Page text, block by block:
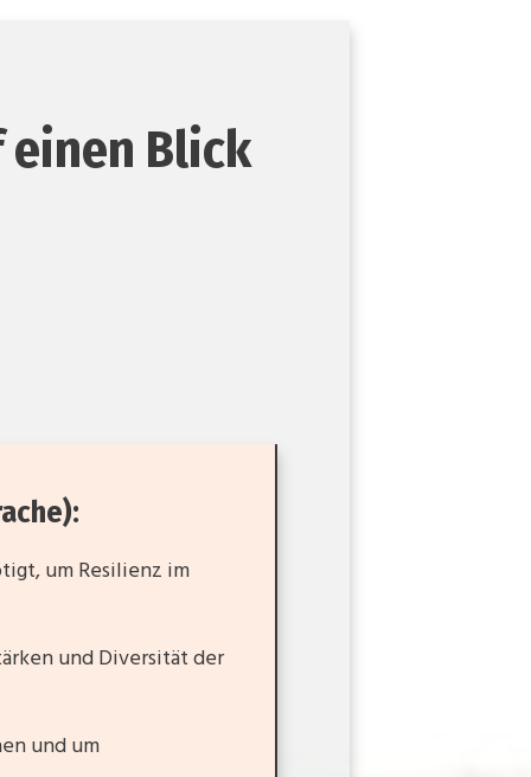
einen Blick
um Resilienz im
und Diversität der
und um